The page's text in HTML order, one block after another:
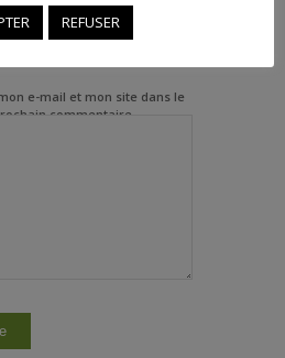
Site web
e-mail et mon site dans le
commentaire.
REFUSER